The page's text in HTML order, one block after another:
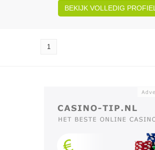
BEKIJK VOLLEDIG PROFIEL
1